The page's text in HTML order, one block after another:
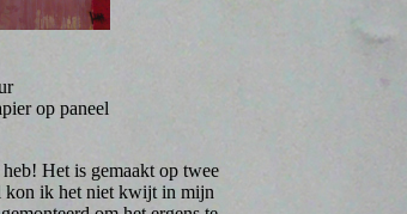
op paneel
Het is gemaakt op twee
kon ik het niet kwijt in mijn